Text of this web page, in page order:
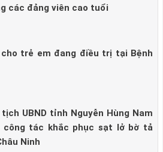
các đảng viên cao tuổi
trẻ em đang điều trị tại Bệnh
UBND tỉnh Nguyễn Hùng Nam
công tác khắc phục sạt lở bờ tả
Ninh